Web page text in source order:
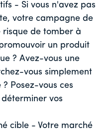
- Si vous n'avez pas
votre campagne de
de tomber à
un produit
? Avez-vous une
vous simplement
Posez-vous ces
vos
cible - Votre marché